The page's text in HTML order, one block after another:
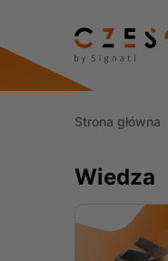
Strona główna
Wiedza